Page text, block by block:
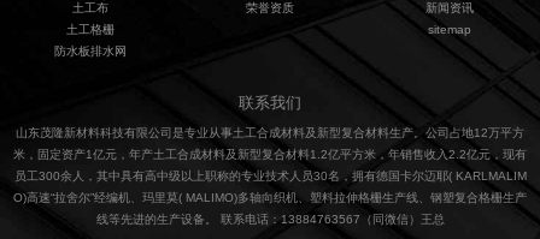
土工布
土工格栅
防水板排水网
荣誉资质
新闻资讯
sitemap
联系我们
山东茂隆新材料科技有限公司是专业从事土工合成材料及新型复合材料生产。公司占地12万平方
米，固定资产1亿元，年产土工合成材料及新型复合材料1.2亿平方米，年销售收入2.2亿元，现有
员工300余人，其中具有高中级以上职称的专业技术人员30名，拥有德国卡尔迈耶( KARLMALIM
O)高速“拉舍尔”经编机、玛里莫( MALIMO)多轴向织机、塑料拉伸格栅生产线、钢塑复合格栅生产
线等先进的生产设备。 联系电话：13884763567（同微信）王总